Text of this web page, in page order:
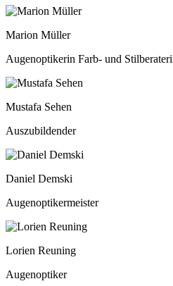
Marion Müller
Augenoptikerin Farb- und
Mustafa Sehen
Auszubildender
Daniel Demski
Augenoptikermeister
Lorien Reuning
Augenoptiker